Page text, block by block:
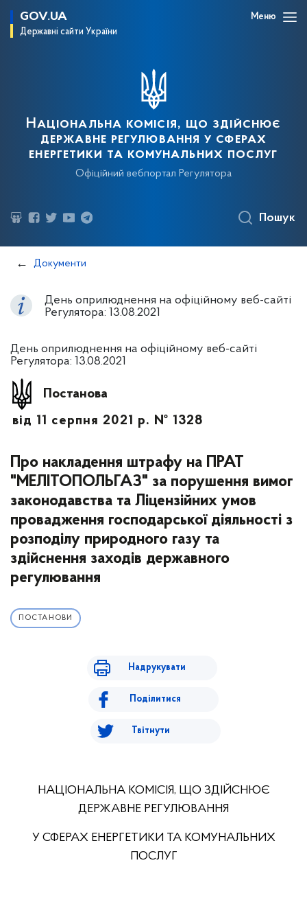
GOV.UA
Державні сайти України
Меню
Національна комісія, що здійснює
державне регулювання у сферах
енергетики та комунальних послуг
Офіційний вебпортал Регулятора
Пошук
Документи
День оприлюднення на офіційному веб-сайті
Регулятора: 13.08.2021
День оприлюднення на офіційному веб-сайті
Регулятора: 13.08.2021
Постанова
від 11 серпня 2021 р. № 1328
Про накладення штрафу на ПРАТ
"МЕЛІТОПОЛЬГАЗ" за порушення вимог
законодавства та Ліцензійних умов
провадження господарської діяльності з
розподілу природного газу та
здійснення заходів державного
регулювання
ПОСТАНОВИ
Надрукувати
Поділитися
Твітнути
НАЦІОНАЛЬНА КОМІСІЯ, ЩО ЗДІЙСНЮЄ
ДЕРЖАВНЕ РЕГУЛЮВАННЯ
У СФЕРАХ ЕНЕРГЕТИКИ ТА КОМУНАЛЬНИХ
ПОСЛУГ